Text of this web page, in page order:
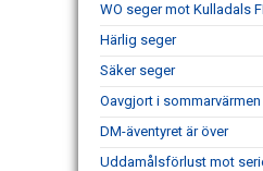
WO seger mot Kulladals
Härlig seger
Säker seger
Oavgjort i sommarvärmen
DM-äventyret är över
Uddamålsförlust mot